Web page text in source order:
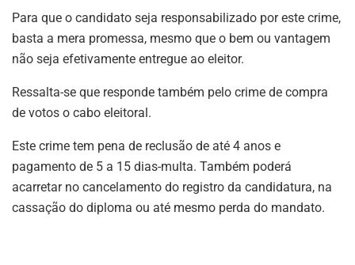
Para que o candidato seja responsabilizado por este crime,
basta a mera promessa, mesmo que o bem ou vantagem
não seja efetivamente entregue ao eleitor.
Ressalta-se que responde também pelo crime de compra
de votos o cabo eleitoral.
Este crime tem pena de reclusão de até 4 anos e
pagamento de 5 a 15 dias-multa. Também poderá
acarretar no cancelamento do registro da candidatura, na
cassação do diploma ou até mesmo perda do mandato.